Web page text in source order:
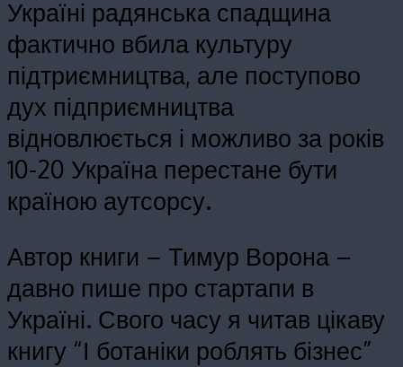
Україні радянська спадщина
фактично вбила культуру
підтриємництва, але поступово
дух підприємництва
відновлюється і можливо за років
10-20 Україна перестане бути
країною аутсорсу.
Автор книги – Тимур Ворона –
давно пише про стартапи в
Україні. Свого часу я читав цікаву
книгу “І ботаніки роблять бізнес”